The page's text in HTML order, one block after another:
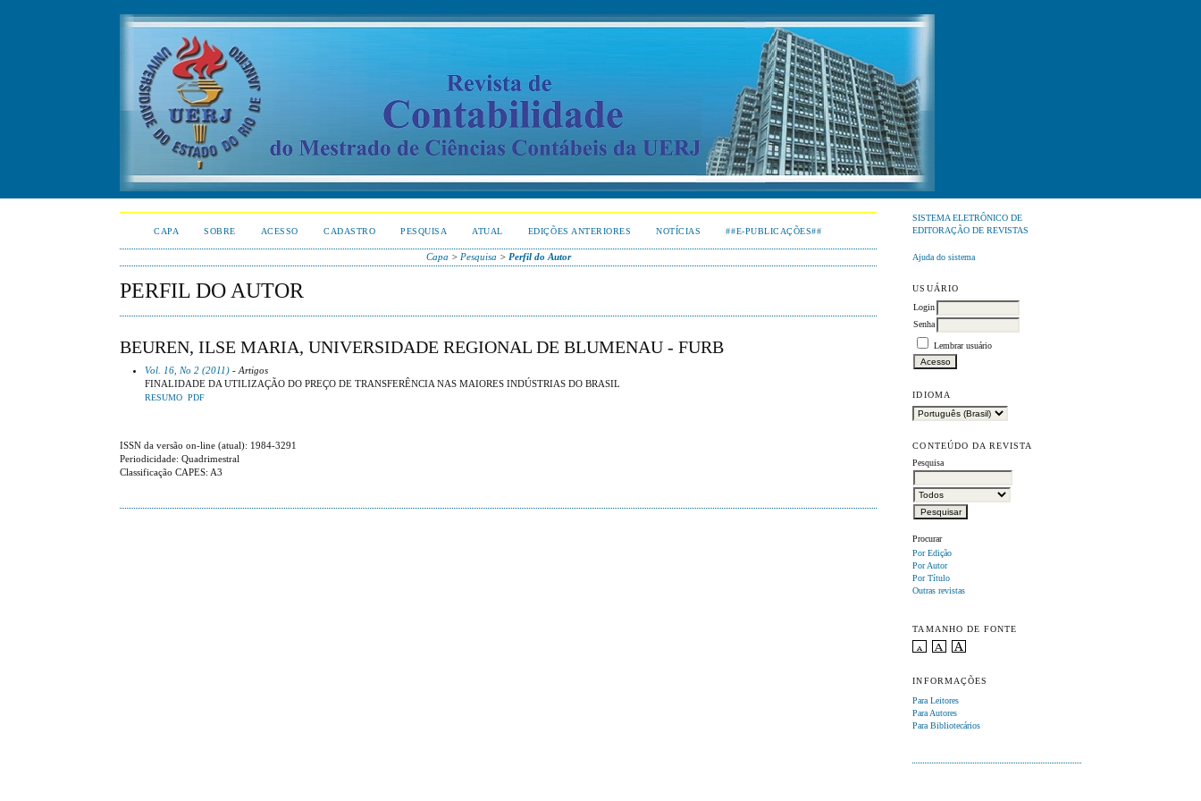
SISTEMA ELETRÔNICO DE
EDITORAÇÃO DE REVISTAS
Ajuda do sistema
USUÁRIO
Login
Senha
Lembrar usuário
IDIOMA
CONTEÚDO DA REVISTA
Pesquisa
Procurar
Por Edição
Por Autor
Por Título
Outras revistas
TAMANHO DE FONTE
INFORMAÇÕES
Para Leitores
Para Autores
Para Bibliotecários
CAPA SOBRE ACESSO CADASTRO PESQUISA ATUAL EDIÇÕES ANTERIORES NOTÍCIAS ##E-PUBLICAÇÕES##
Capa > Pesquisa > Perfil do Autor
PERFIL DO AUTOR
BEUREN, ILSE MARIA, UNIVERSIDADE REGIONAL DE BLUMENAU - FURB
Vol. 16, No 2 (2011) - Artigos
FINALIDADE DA UTILIZAÇÃO DO PREÇO DE TRANSFERÊNCIA NAS MAIORES INDÚSTRIAS DO BRASIL
RESUMO PDF
ISSN da versão on-line (atual): 1984-3291
Periodicidade: Quadrimestral
Classificação CAPES: A3